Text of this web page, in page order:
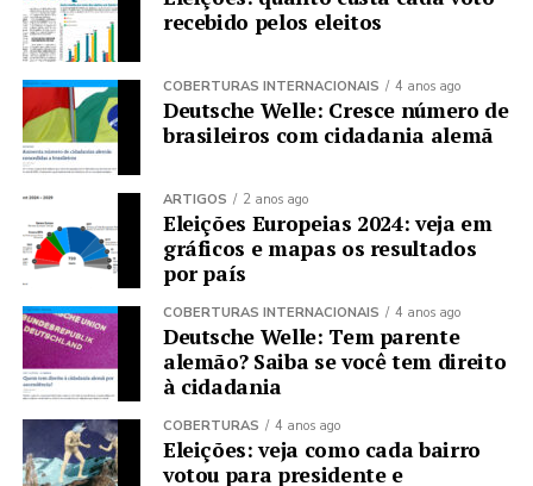
recebido pelos eleitos
COBERTURAS INTERNACIONAIS 4 anos ago
Deutsche Welle: Cresce número de
brasileiros com cidadania alemã
ARTIGOS 2 anos ago
Eleições Europeias 2024: veja em
gráficos e mapas os resultados
por país
COBERTURAS INTERNACIONAIS 4 anos ago
Deutsche Welle: Tem parente
alemão? Saiba se você tem direito
à cidadania
COBERTURAS 4 anos ago
Eleições: veja como cada bairro
votou para presidente e